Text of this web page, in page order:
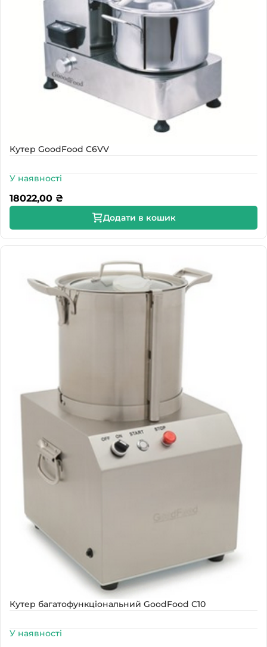
Кутер GoodFood C6VV
У наявності
18022,00 ₴
Додати в кошик
Кутер багатофункціональний GoodFood С10
У наявності